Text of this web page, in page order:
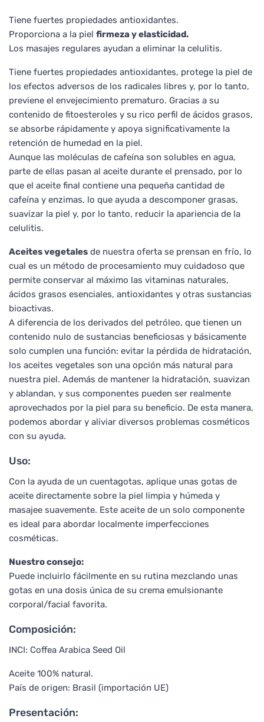
Tiene fuertes propiedades antioxidantes.
Proporciona a la piel firmeza y elasticidad.
Los masajes regulares ayudan a eliminar la celulitis.
Tiene fuertes propiedades antioxidantes, protege la piel de
los efectos adversos de los radicales libres y, por lo tanto,
previene el envejecimiento prematuro. Gracias a su
contenido de fitoesteroles y su rico perfil de ácidos grasos,
se absorbe rápidamente y apoya significativamente la
retención de humedad en la piel.
Aunque las moléculas de cafeína son solubles en agua,
parte de ellas pasan al aceite durante el prensado, por lo
que el aceite final contiene una pequeña cantidad de
cafeína y enzimas, lo que ayuda a descomponer grasas,
suavizar la piel y, por lo tanto, reducir la apariencia de la
celulitis.
Aceites vegetales de nuestra oferta se prensan en frío, lo
cual es un método de procesamiento muy cuidadoso que
permite conservar al máximo las vitaminas naturales,
ácidos grasos esenciales, antioxidantes y otras sustancias
bioactivas.
A diferencia de los derivados del petróleo, que tienen un
contenido nulo de sustancias beneficiosas y básicamente
solo cumplen una función: evitar la pérdida de hidratación,
los aceites vegetales son una opción más natural para
nuestra piel. Además de mantener la hidratación, suavizan
y ablandan, y sus componentes pueden ser realmente
aprovechados por la piel para su beneficio. De esta manera,
podemos abordar y aliviar diversos problemas cosméticos
con su ayuda.
Uso:
Con la ayuda de un cuentagotas, aplique unas gotas de
aceite directamente sobre la piel limpia y húmeda y
masajee suavemente. Este aceite de un solo componente
es ideal para abordar localmente imperfecciones
cosméticas.
Nuestro consejo:
Puede incluirlo fácilmente en su rutina mezclando unas
gotas en una dosis única de su crema emulsionante
corporal/facial favorita.
Composición:
INCI: Coffea Arabica Seed Oil
Aceite 100% natural.
País de origen: Brasil (importación UE)
Presentación: